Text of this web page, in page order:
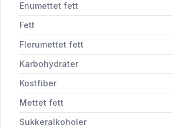
Enumettet fett
Fett
Flerumettet fett
Karbohydrater
Kostfiber
Mettet fett
Sukkeralkoholer